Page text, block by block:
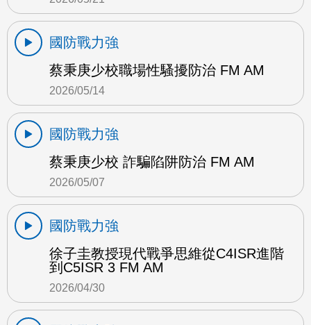
國防戰力強
蔡秉庚少校職場性騷擾防治 FM AM
2026/05/14
國防戰力強
蔡秉庚少校 詐騙陷阱防治 FM AM
2026/05/07
國防戰力強
徐子圭教授現代戰爭思維從C4ISR進階
到C5ISR 3 FM AM
2026/04/30